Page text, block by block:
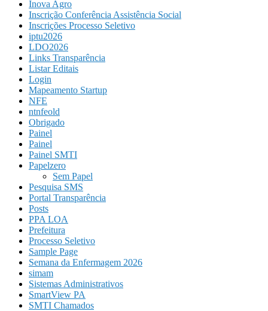
Inova Agro
Inscrição Conferência Assistência Social
Inscrições Processo Seletivo
iptu2026
LDO2026
Links Transparência
Listar Editais
Login
Mapeamento Startup
NFE
ntnfeold
Obrigado
Painel
Painel
Painel SMTI
Papelzero
Sem Papel
Pesquisa SMS
Portal Transparência
Posts
PPA LOA
Prefeitura
Processo Seletivo
Sample Page
Semana da Enfermagem 2026
simam
Sistemas Administrativos
SmartView PA
SMTI Chamados